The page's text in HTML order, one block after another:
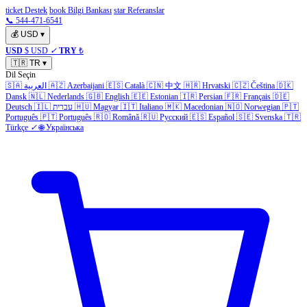
ticket Destek book Bilgi Bankası star Referanslar
📞 544-471-6541
💰 USD ▾
USD $ USD ✓ TRY ₺
🇹🇷 TR ▾
Dil Seçin
🇸🇦 العربية 🇦🇿 Azerbaijani 🇪🇸 Català 🇨🇳 中文 🇭🇷 Hrvatski 🇨🇿 Čeština 🇩🇰
Dansk 🇳🇱 Nederlands 🇬🇧 English 🇪🇪 Estonian 🇮🇷 Persian 🇫🇷 Français 🇩🇪
Deutsch 🇮🇱 עברית 🇭🇺 Magyar 🇮🇹 Italiano 🇲🇰 Macedonian 🇳🇴 Norwegian 🇵🇹
Português 🇵🇹 Português 🇷🇴 Română 🇷🇺 Русский 🇪🇸 Español 🇸🇪 Svenska 🇹🇷
Türkçe ✓ 🌐 Українська